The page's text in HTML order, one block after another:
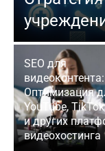
SEO для
видеоконтента:
Оптимизация
YouTube,
и других
видеохостинга